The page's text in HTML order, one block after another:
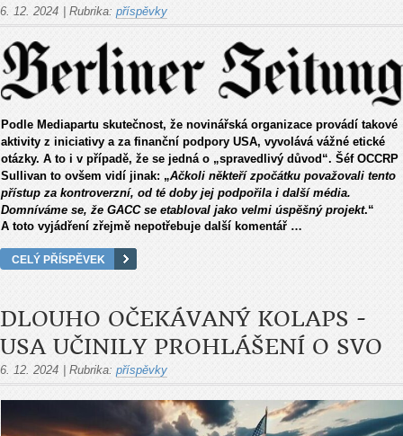
6. 12. 2024 Rubrika: příspěvky
Podle Mediapartu skutečnost, že novinářská organizace provádí takové
aktivity z iniciativy a za finanční podpory USA, vyvolává vážné etické
otázky. A to i v případě, že se jedná o „spravedlivý důvod“. Šéf OCCRP
Sullivan to ovšem vidí jinak: „Ačkoli někteří zpočátku považovali tento
přístup za kontroverzní, od té doby jej podpořila i další média.
Domníváme se, že GACC se etabloval jako velmi úspěšný projekt.“
A toto vyjádření zřejmě nepotřebuje další komentář …
CELÝ PŘÍSPĚVEK
DLOUHO OČEKÁVANÝ KOLAPS -
USA UČINILY PROHLÁŠENÍ O SVO
6. 12. 2024 Rubrika: příspěvky